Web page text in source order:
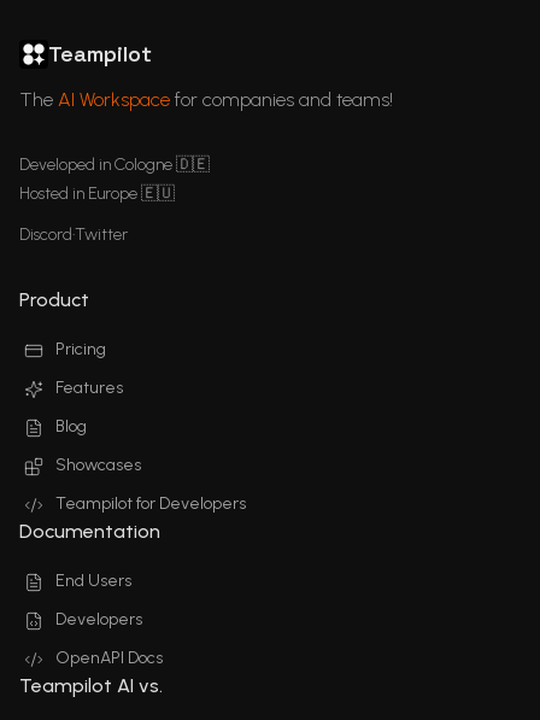
Teampilot
The AI Workspace for companies and teams!
Developed in Cologne 🇩🇪
Hosted in Europe 🇪🇺
Discord•Twitter
Product
Pricing
Features
Blog
Showcases
Teampilot for Developers
Documentation
End Users
Developers
OpenAPI Docs
Teampilot AI vs.
ChatGPT in Languages
GDPR Compliant ChatGPT
ChatGPT for business
Articles